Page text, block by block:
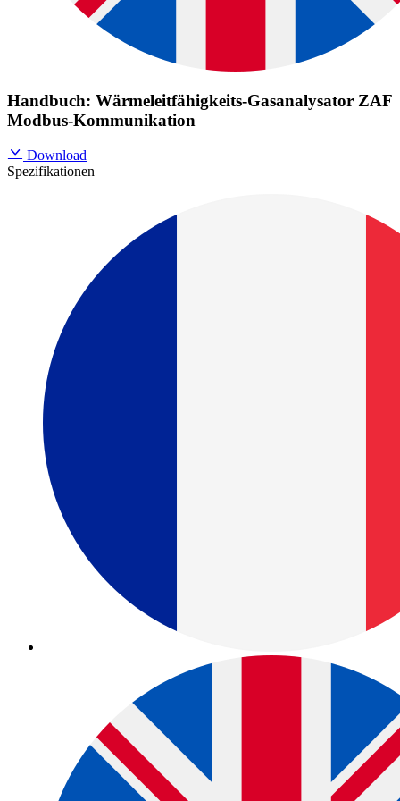
Handbuch: Wärmeleitfähigkeits-Gasanalysator ZAF
Modbus-Kommunikation
Download
Spezifikationen